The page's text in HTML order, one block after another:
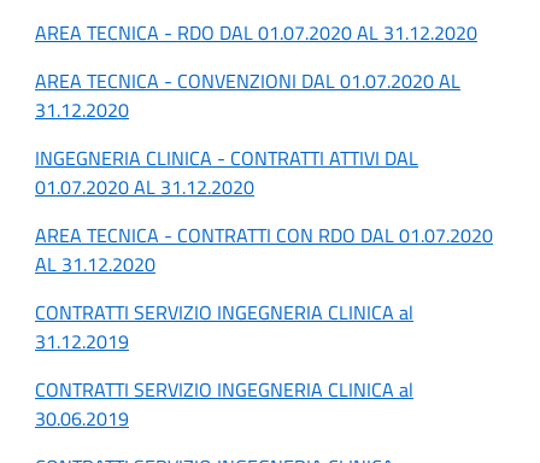
AREA TECNICA - RDO DAL 01.07.2020 AL 31.12.2020
AREA TECNICA - CONVENZIONI DAL 01.07.2020 AL
31.12.2020
INGEGNERIA CLINICA - CONTRATTI ATTIVI DAL
01.07.2020 AL 31.12.2020
AREA TECNICA - CONTRATTI CON RDO DAL 01.07.2020
AL 31.12.2020
CONTRATTI SERVIZIO INGEGNERIA CLINICA al
31.12.2019
CONTRATTI SERVIZIO INGEGNERIA CLINICA al
30.06.2019